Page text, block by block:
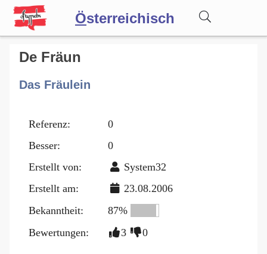
Österreichisch
Wörterbuch
Forum
Blog
De Fräun
Das Fräulein
Referenz:
0
Besser:
0
Erstellt von:
System32
Erstellt am:
23.08.2006
Bekanntheit:
87%
Bewertungen:
3 0